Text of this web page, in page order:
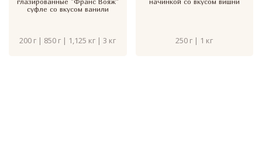
суфле со вкусом ванили
200 г | 850 г | 1,125 кг | 3 кг 250 г | 1 кг